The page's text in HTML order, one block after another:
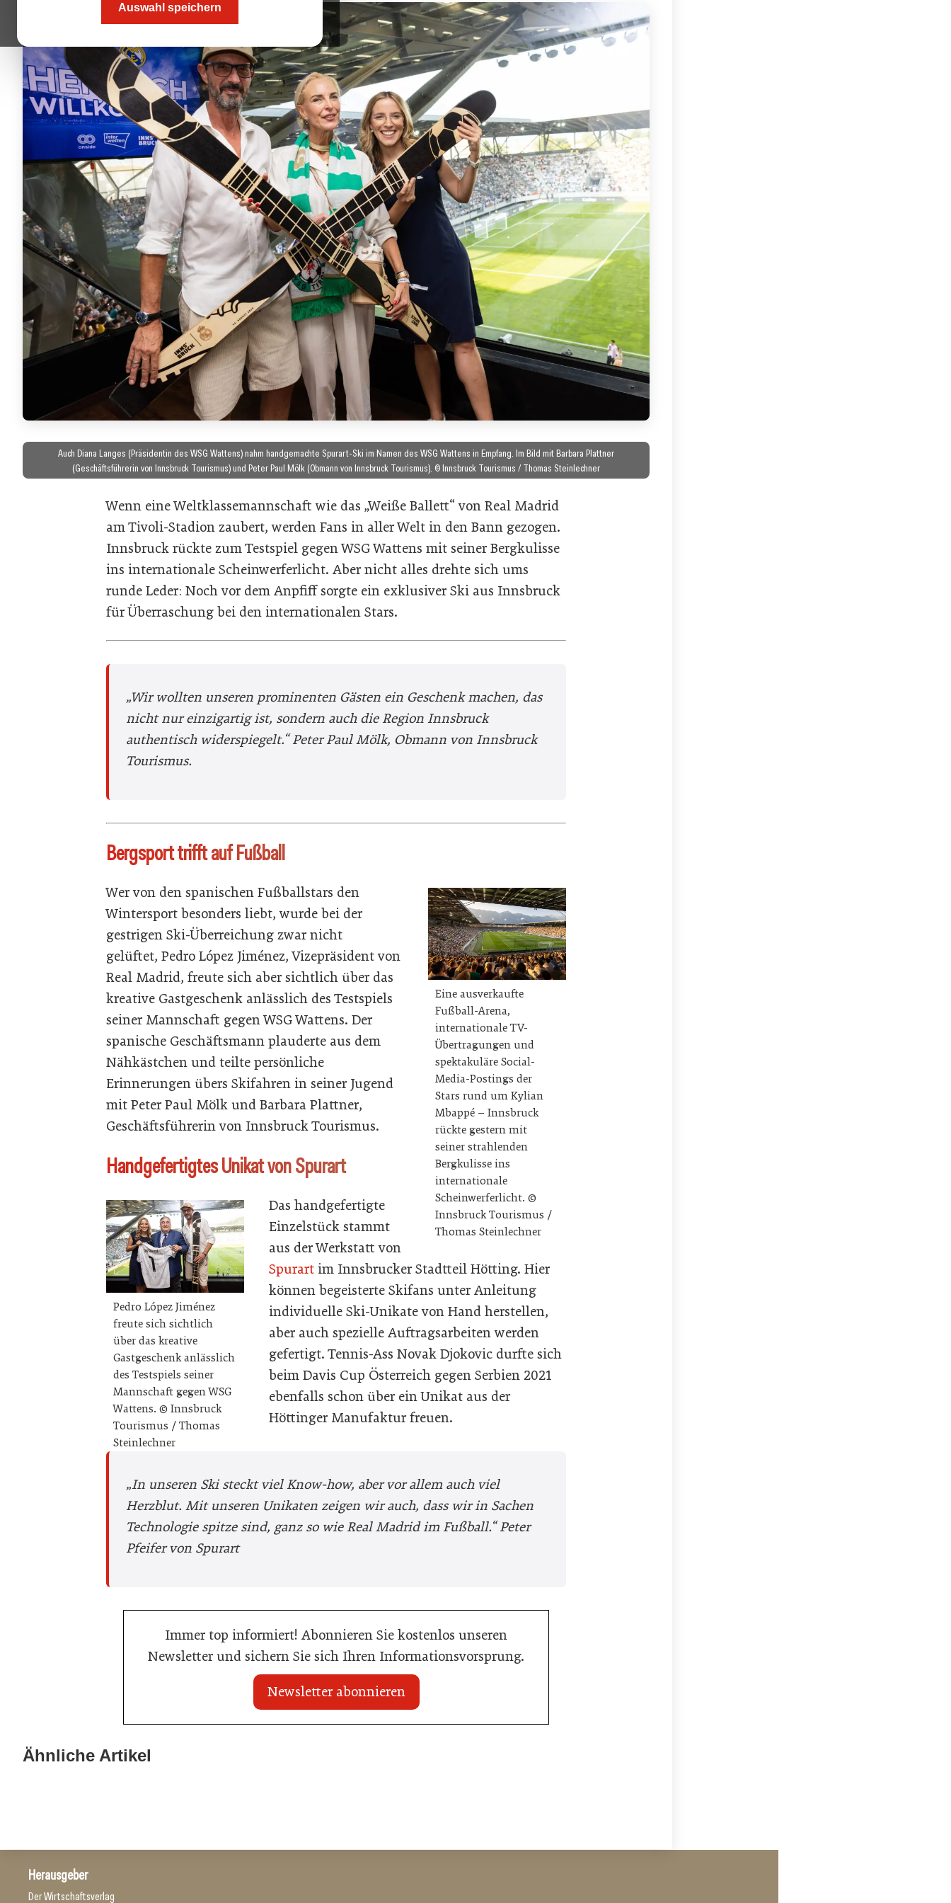
Auswahl speichern
Auch Diana Langes (Präsidentin des WSG Wattens) nahm handgemachte Spurart-Ski im Namen des WSG Wattens in Empfang. Im Bild mit Barbara Plattner
(Geschäftsführerin von Innsbruck Tourismus) und Peter Paul Mölk (Obmann von Innsbruck Tourismus). © Innsbruck Tourismus / Thomas Steinlechner
Wenn eine Weltklassemannschaft wie das „Weiße Ballett“ von Real Madrid
am Tivoli-Stadion zaubert, werden Fans in aller Welt in den Bann gezogen.
Innsbruck rückte zum Testspiel gegen WSG Wattens mit seiner Bergkulisse
ins internationale Scheinwerferlicht. Aber nicht alles drehte sich ums
runde Leder: Noch vor dem Anpfiff sorgte ein exklusiver Ski aus Innsbruck
für Überraschung bei den internationalen Stars.
„Wir wollten unseren prominenten Gästen ein Geschenk machen, das
nicht nur einzigartig ist, sondern auch die Region Innsbruck
authentisch widerspiegelt.“Peter Paul Mölk, Obmann von Innsbruck
Tourismus.
Bergsport trifft auf Fußball
Eine ausverkaufte
Fußball-Arena,
internationale TV-
Übertragungen und
spektakuläre Social-
Media-Postings der
Stars rund um Kylian
Mbappé – Innsbruck
rückte gestern mit
seiner strahlenden
Bergkulisse ins
internationale
Scheinwerferlicht. ©
Innsbruck Tourismus /
Thomas Steinlechner
Wer von den spanischen Fußballstars den
Wintersport besonders liebt, wurde bei der
gestrigen Ski-Überreichung zwar nicht
gelüftet, Pedro López Jiménez, Vizepräsident von
Real Madrid, freute sich aber sichtlich über das
kreative Gastgeschenk anlässlich des Testspiels
seiner Mannschaft gegen WSG Wattens. Der
spanische Geschäftsmann plauderte aus dem
Nähkästchen und teilte persönliche
Erinnerungen übers Skifahren in seiner Jugend
mit Peter Paul Mölk und Barbara Plattner,
Geschäftsführerin von Innsbruck Tourismus.
Handgefertigtes Unikat von Spurart
Pedro López Jiménez
freute sich sichtlich
über das kreative
Gastgeschenk anlässlich
des Testspiels seiner
Mannschaft gegen WSG
Wattens. © Innsbruck
Tourismus / Thomas
Steinlechner
Das handgefertigte
Einzelstück stammt
aus der Werkstatt von
Spurart im Innsbrucker Stadtteil Hötting. Hier
können begeisterte Skifans unter Anleitung
individuelle Ski-Unikate von Hand herstellen,
aber auch spezielle Auftragsarbeiten werden
gefertigt. Tennis-Ass Novak Djokovic durfte sich
beim Davis Cup Österreich gegen Serbien 2021
ebenfalls schon über ein Unikat aus der
Höttinger Manufaktur freuen.
„In unseren Ski steckt viel Know-how, aber vor allem auch viel
Herzblut. Mit unseren Unikaten zeigen wir auch, dass wir in Sachen
Technologie spitze sind, ganz so wie Real Madrid im Fußball.“Peter
Pfeifer von Spurart
Immer top informiert! Abonnieren Sie kostenlos unseren
Newsletter und sichern Sie sich Ihren Informationsvorsprung.
Newsletter abonnieren
Ähnliche Artikel
Travel Start-up Night 2026: Beste
Herausgeber
Der Wirtschaftsverlag